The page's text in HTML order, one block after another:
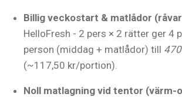
Billig veckostart & matlådor
HelloFresh - 2 pers × 2 rätter ger 4
person (middag + matlådor) till
(~117,50 kr/portion).
Noll matlagning vid tentor (värm-